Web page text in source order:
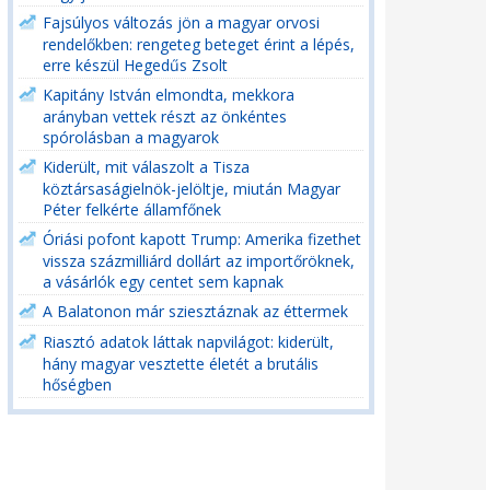
Fajsúlyos változás jön a magyar orvosi
rendelőkben: rengeteg beteget érint a lépés,
erre készül Hegedűs Zsolt
Kapitány István elmondta, mekkora
arányban vettek részt az önkéntes
spórolásban a magyarok
Kiderült, mit válaszolt a Tisza
köztársaságielnök-jelöltje, miután Magyar
Péter felkérte államfőnek
Óriási pofont kapott Trump: Amerika fizethet
vissza százmilliárd dollárt az importőröknek,
a vásárlók egy centet sem kapnak
A Balatonon már sziesztáznak az éttermek
Riasztó adatok láttak napvilágot: kiderült,
hány magyar vesztette életét a brutális
hőségben